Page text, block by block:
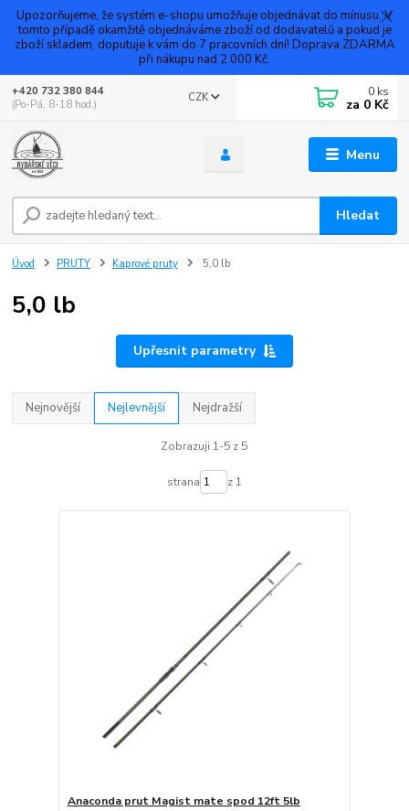
Upozorňujeme, že systém e-shopu umožňuje objednávat do mínusu. V
tomto případě okamžitě objednáváme zboží od dodavatelů a pokud je
zboží skladem, doputuje k vám do 7 pracovních dní! Doprava ZDARMA
při nákupu nad 2 000 Kč.
Menu
CZK
Hledat
+420 732 380 844
(Po-Pá, 8-18 hod.)
0 ks
za 0 Kč
Úvod PRUTY Kaprové pruty 5,0 lb
5,0 lb
Upřesnit parametry
Nejnovější Nejlevnější Nejdražší
Zobrazuji 1-5 z 5
strana z 1
Anaconda prut Magist mate spod 12ft 5lb